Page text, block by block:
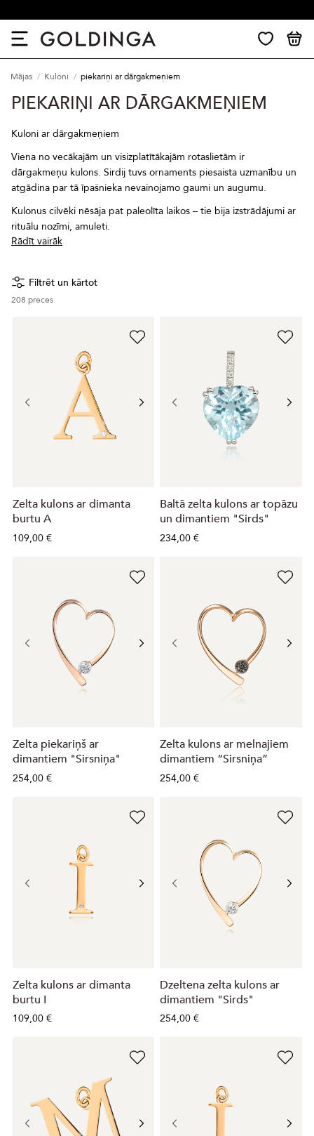
Mājas Kuloni piekariņi ar dārgakmeņiem
PIEKARIŅI AR DĀRGAKMEŅIEM
Kuloni ar dārgakmeņiem
Viena no vecākajām un visizplatītākajām rotaslietām ir
dārgakmeņu kulons. Sirdij tuvs ornaments piesaista uzmanību un
atgādina par tā īpašnieka nevainojamo gaumi un augumu.
Kulonus cilvēki nēsāja pat paleolīta laikos – tie bija izstrādājumi ar
rituālu nozīmi, amuleti.
Rādīt vairāk
Zelta kulons ar dimanta
burtu A
109,00 €
Baltā zelta kulons ar topāzu
un dimantiem "Sirds"
234,00 €
Zelta piekariņš ar
dimantiem "Sirsniņa"
254,00 €
Zelta kulons ar melnajiem
dimantiem “Sirsniņa”
254,00 €
Zelta kulons ar dimanta
burtu I
109,00 €
Dzeltena zelta kulons ar
dimantiem "Sirds"
254,00 €
Filtrēt un kārtot
208 preces